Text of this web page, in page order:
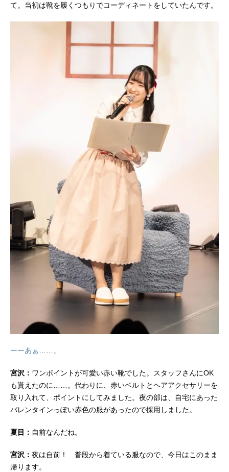
て。当初は靴を履くつもりでコーディネートをしていたんです。
ーーあぁ……。
宮沢： ワンポイントが可愛い赤い靴でした。スタッフさんにOK
も貰えたのに……。代わりに、赤いベルトとヘアアクセサリーを
取り入れて、ポイントにしてみました。夜の部は、自宅にあった
バレンタインっぽい赤色の服があったので採用しました。
夏目： 自前なんだね。
宮沢： 夜は自前！ 普段から着ている服なので、今日はこのまま
帰ります。